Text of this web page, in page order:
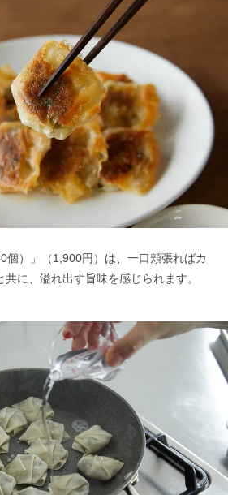
個）」（1,900円）は、一口頬張ればカ
に、溢れ出す旨味を感じられます。